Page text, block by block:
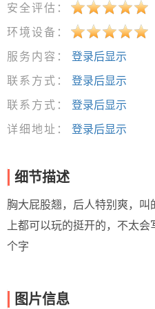
安全评估：
环境设备：
服务内容：
登录后显示
联系方式：
登录后显示
联系方式：
登录后显示
详细地址：
登录后显示
细节描述
胸大屁股翘，后人特别爽，
上都可以玩的挺开的，不太
个字
图片信息